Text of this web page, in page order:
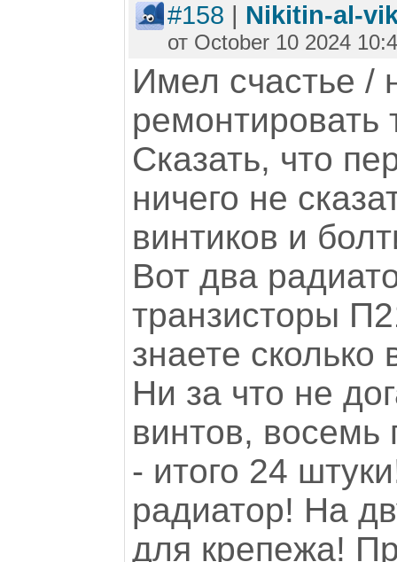
#158 | Nikitin-al-
от October 10 2024
Имел счастье /
ремонтировать
Сказать, что
ничего не
винтиков и
Вот два
транзисторы
знаете сколько
Ни за что не
винтов, восемь
- итого 24
радиатор! На
для крепежа!